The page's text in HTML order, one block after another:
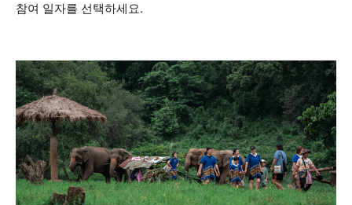
참여 일자를 선택하세요.